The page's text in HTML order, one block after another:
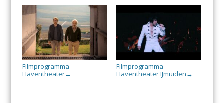
Filmprogramma
Haventheater→
Filmprogramma
Haventheater IJmuiden →